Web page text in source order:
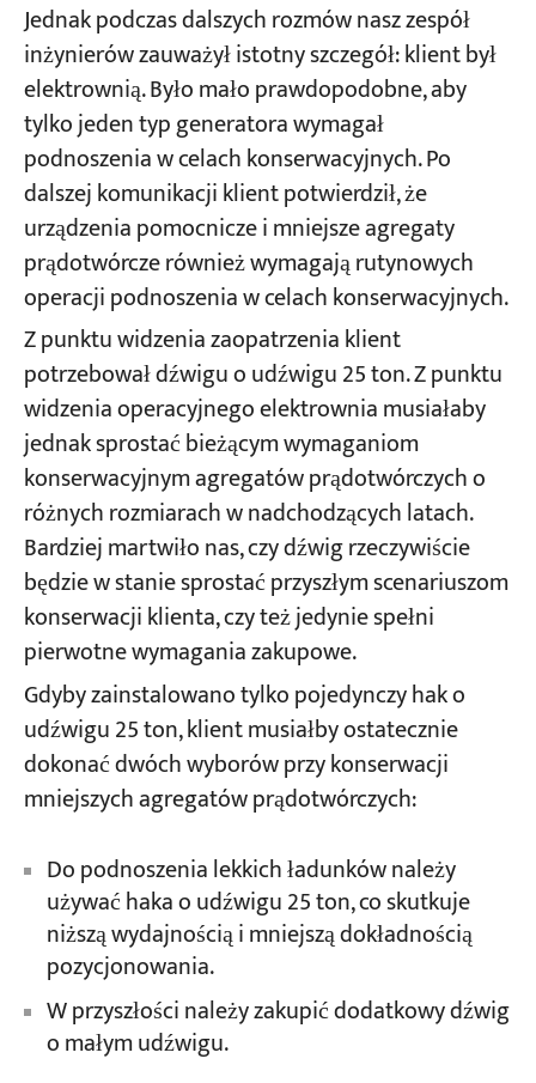
Jednak podczas dalszych rozmów nasz zespół
inżynierów zauważył istotny szczegół: klient był
elektrownią. Było mało prawdopodobne, aby
tylko jeden typ generatora wymagał
podnoszenia w celach konserwacyjnych. Po
dalszej komunikacji klient potwierdził, że
urządzenia pomocnicze i mniejsze agregaty
prądotwórcze również wymagają rutynowych
operacji podnoszenia w celach konserwacyjnych.
Z punktu widzenia zaopatrzenia klient
potrzebował dźwigu o udźwigu 25 ton. Z punktu
widzenia operacyjnego elektrownia musiałaby
jednak sprostać bieżącym wymaganiom
konserwacyjnym agregatów prądotwórczych o
różnych rozmiarach w nadchodzących latach.
Bardziej martwiło nas, czy dźwig rzeczywiście
będzie w stanie sprostać przyszłym scenariuszom
konserwacji klienta, czy też jedynie spełni
pierwotne wymagania zakupowe.
Gdyby zainstalowano tylko pojedynczy hak o
udźwigu 25 ton, klient musiałby ostatecznie
dokonać dwóch wyborów przy konserwacji
mniejszych agregatów prądotwórczych:
Do podnoszenia lekkich ładunków należy
używać haka o udźwigu 25 ton, co skutkuje
niższą wydajnością i mniejszą dokładnością
pozycjonowania.
W przyszłości należy zakupić dodatkowy dźwig
o małym udźwigu.